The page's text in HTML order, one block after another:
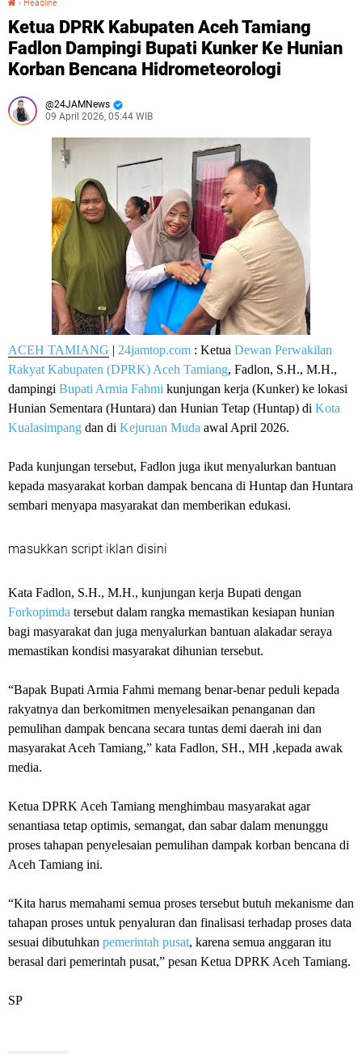
› Headline
Ketua DPRK Kabupaten Aceh Tamiang
Fadlon Dampingi Bupati Kunker Ke Hunian
Korban Bencana Hidrometeorologi
24JAMNews
09 April 2026, 05:44 WIB
ACEH TAMIANG | 24jamtop.com : Ketua Dewan Perwakilan
Rakyat Kabupaten (DPRK) Aceh Tamiang, Fadlon, S.H., M.H.,
dampingi Bupati Armia Fahmi kunjungan kerja (Kunker) ke lokasi
Hunian Sementara (Huntara) dan Hunian Tetap (Huntap) di Kota
Kualasimpang dan di Kejuruan Muda awal April 2026.
Pada kunjungan tersebut, Fadlon juga ikut menyalurkan bantuan
kepada masyarakat korban dampak bencana di Huntap dan Huntara
sembari menyapa masyarakat dan memberikan edukasi.
masukkan script iklan disini
Kata Fadlon, S.H., M.H., kunjungan kerja Bupati dengan
Forkopimda tersebut dalam rangka memastikan kesiapan hunian
bagi masyarakat dan juga menyalurkan bantuan alakadar seraya
memastikan kondisi masyarakat dihunian tersebut.
“Bapak Bupati Armia Fahmi memang benar-benar peduli kepada
rakyatnya dan berkomitmen menyelesaikan penanganan dan
pemulihan dampak bencana secara tuntas demi daerah ini dan
masyarakat Aceh Tamiang,” kata Fadlon, SH., MH ,kepada awak
media.
Ketua DPRK Aceh Tamiang menghimbau masyarakat agar
senantiasa tetap optimis, semangat, dan sabar dalam menunggu
proses tahapan penyelesaian pemulihan dampak korban bencana di
Aceh Tamiang ini.
“Kita harus memahami semua proses tersebut butuh mekanisme dan
tahapan proses untuk penyaluran dan finalisasi terhadap proses data
sesuai dibutuhkan pemerintah pusat, karena semua anggaran itu
berasal dari pemerintah pusat,” pesan Ketua DPRK Aceh Tamiang.
SP